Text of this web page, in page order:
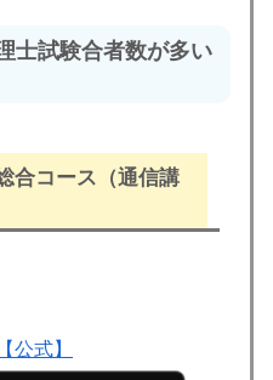
士試験合者数が多い
合コース （通信講
公式】